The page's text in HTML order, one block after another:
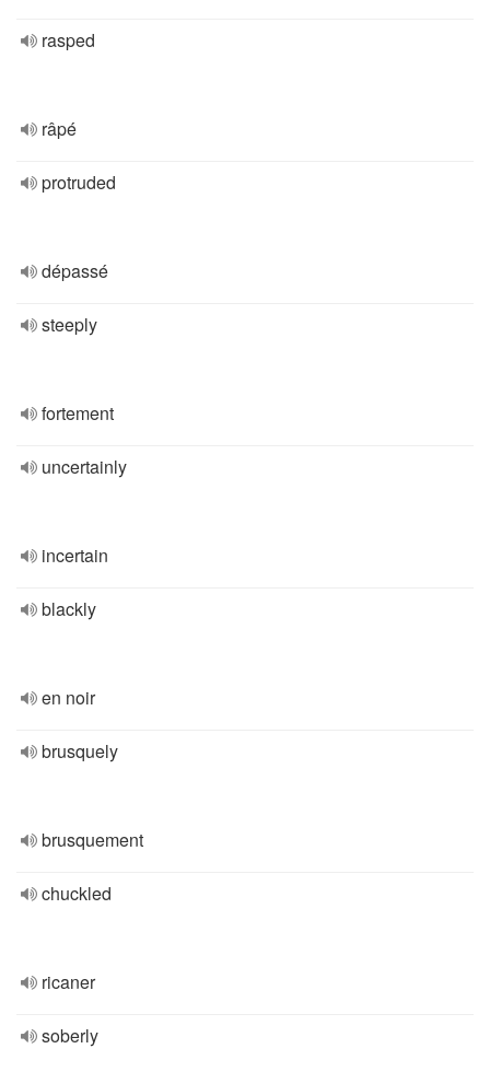
rasped
râpé
protruded
dépassé
steeply
fortement
uncertainly
incertain
blackly
en noir
brusquely
brusquement
chuckled
ricaner
soberly